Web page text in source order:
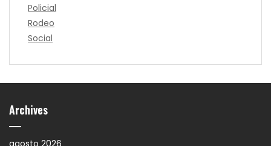
Policial
Rodeo
Social
Archives